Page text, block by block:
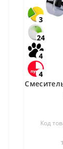
3
24
4
4
Код